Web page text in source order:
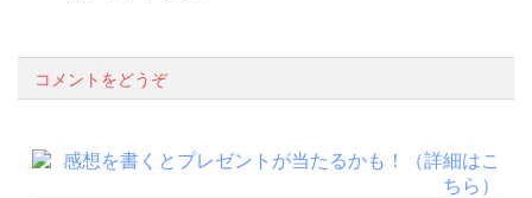
コメントをどうぞ